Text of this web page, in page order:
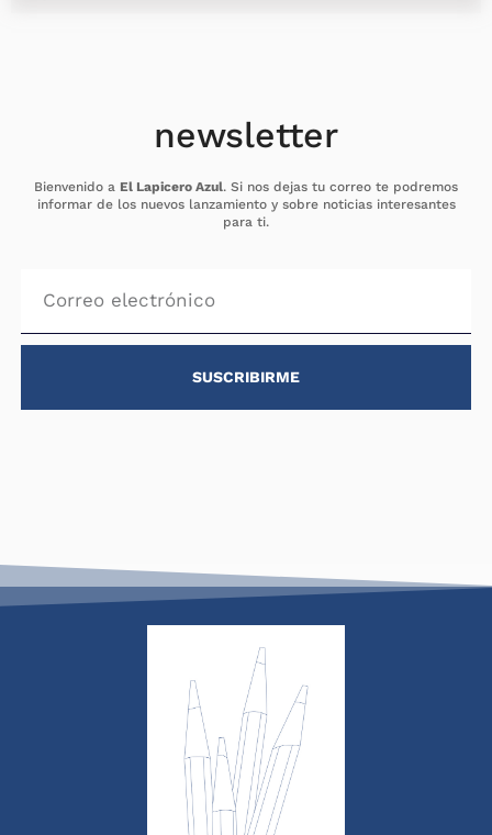
newsletter
Bienvenido a El Lapicero Azul. Si nos dejas tu correo te podremos
informar de los nuevos lanzamiento y sobre noticias interesantes
para ti.
SUSCRIBIRME